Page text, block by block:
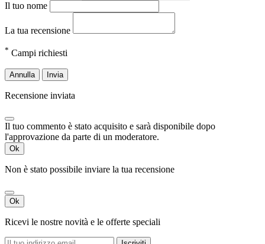
Il tuo nome
La tua recensione
* Campi richiesti
Annulla Invia
Recensione inviata
Il tuo commento è stato acquisito e sarà disponibile dopo
l'approvazione da parte di un moderatore.
Ok
Non è stato possibile inviare la tua recensione
Ok
Ricevi le nostre novità e le offerte speciali